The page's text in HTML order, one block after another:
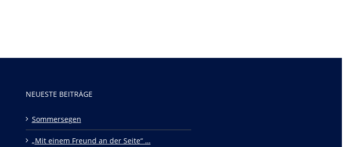
NEUESTE BEITRÄGE
Sommersegen
„Mit einem Freund an der Seite“ …